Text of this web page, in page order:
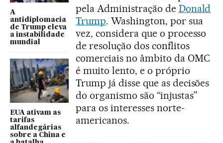
A
antidiplomacia
de Trump eleva
a instabilidade
mundial
EUA ativam as
tarifas
alfandegárias
sobre a China e
pela Administração de Donald
Trump. Washington, por sua
vez, considera que o processo
de resolução dos conflitos
comerciais no âmbito da OMC
é muito lento, e o próprio
Trump já disse que as decisões
do organismo são “injustas”
para os interesses norte-
americanos.